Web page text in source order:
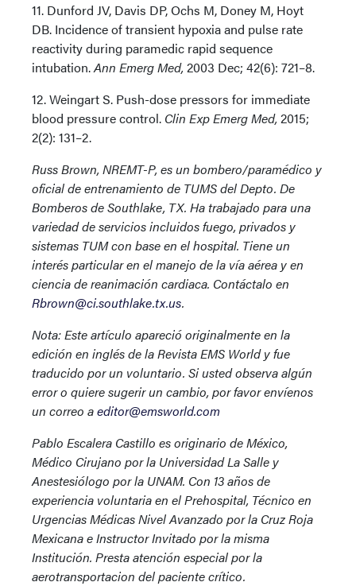
11. Dunford JV, Davis DP, Ochs M, Doney M, Hoyt
DB. Incidence of transient hypoxia and pulse rate
reactivity during paramedic rapid sequence
intubation.Ann Emerg Med, 2003 Dec; 42(6): 721–8.
12. Weingart S. Push-dose pressors for immediate
blood pressure control. Clin Exp Emerg Med, 2015;
2(2): 131–2.
Russ Brown, NREMT-P, es un bombero/paramédico y
oficial de entrenamiento de TUMS del Depto. De
Bomberos de Southlake, TX. Ha trabajado para una
variedad de servicios incluidos fuego, privados y
sistemas TUM con base en el hospital. Tiene un
interés particular en el manejo de la vía aérea y en
ciencia de reanimación cardiaca. Contáctalo en
Rbrown@ci.southlake.tx.us.
Nota: Este artículo apareció originalmente en la
edición en inglés de la Revista EMS World y fue
traducido por un voluntario. Si usted observa algún
error o quiere sugerir un cambio, por favor envíenos
un correo aeditor@emsworld.com
Pablo Escalera Castillo es originario de México,
Médico Cirujano por la Universidad La Salle y
Anestesiólogo por la UNAM. Con 13 años de
experiencia voluntaria en el Prehospital, Técnico en
Urgencias Médicas Nivel Avanzado por la Cruz Roja
Mexicana e Instructor Invitado por la misma
Institución. Presta atención especial por la
aerotransportacion del paciente crítico.